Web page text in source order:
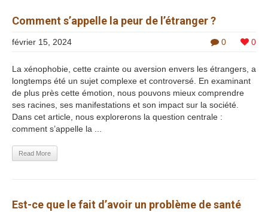
Comment s’appelle la peur de l’étranger ?
0 0
février 15, 2024
La xénophobie, cette crainte ou aversion envers les étrangers, a
longtemps été un sujet complexe et controversé. En examinant
de plus près cette émotion, nous pouvons mieux comprendre
ses racines, ses manifestations et son impact sur la société.
Dans cet article, nous explorerons la question centrale :
comment s’appelle la ...
Read More
Est-ce que le fait d’avoir un problème de santé